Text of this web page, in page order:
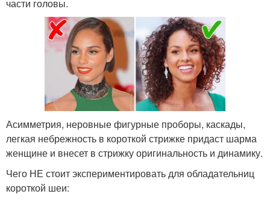
части головы.
Асимметрия, неровные фигурные проборы, каскады,
легкая небрежность в короткой стрижке придаст шарма
женщине и внесет в стрижку оригинальность и динамику.
Чего НЕ стоит экспериментировать для обладательниц
короткой шеи: